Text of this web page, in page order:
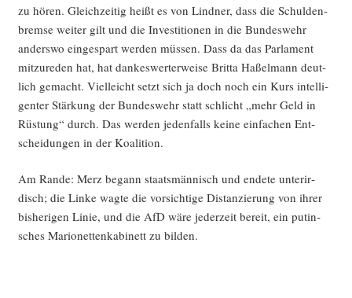
zu hören. Gleich­zei­tig heißt es von Lind­ner, dass die Schul­den­
brem­se wei­ter gilt und die Inves­ti­tio­nen in die Bun­des­wehr
anders­wo ein­ge­spart wer­den müs­sen. Dass da das Par­la­ment
mit­zu­re­den hat, hat dan­kes­wer­ter­wei­se Brit­ta Haßel­mann deut­
lich gemacht. Viel­leicht setzt sich ja doch noch ein Kurs intel­li­
gen­ter Stär­kung der Bun­des­wehr statt schlicht „mehr Geld in
Rüs­tung“ durch. Das wer­den jeden­falls kei­ne ein­fa­chen Ent­
schei­dun­gen in der Koalition.
Am Ran­de: Merz begann staats­män­nisch und ende­te unter­ir­
disch; die Lin­ke wag­te die vor­sich­ti­ge Distan­zie­rung von ihrer
bis­he­ri­gen Linie, und die AfD wäre jeder­zeit bereit, ein putin­
sches Mario­net­ten­ka­bi­nett zu bilden.